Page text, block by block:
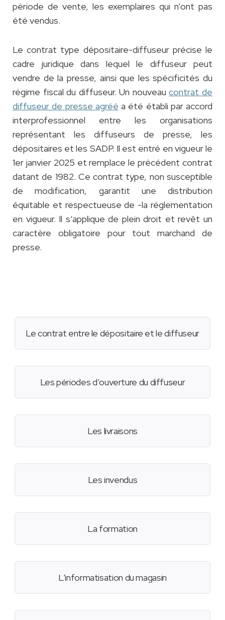
période de vente, les exemplaires qui n'ont pas
été vendus.
Le contrat type dépositaire-diffuseur précise le
cadre juridique dans lequel le diffuseur peut
vendre de la presse, ainsi que les spécificités du
régime fiscal du diffuseur. Un nouveaucontrat de
diffuseur de presse agréé a été établi par accord
interprofessionnel entre les organisations
représentant les diffuseurs de presse, les
dépositaires et les SADP. Il est entré en vigueur le
1er janvier 2025 et remplace le précédent contrat
datant de 1982. Ce contrat type, non susceptible
de modification, garantit une distribution
équitable et respectueuse de -la réglementation
en vigueur. Il s’applique de plein droit et revêt un
caractère obligatoire pour tout marchand de
presse.
Le contrat entre le dépositaire et le diffuseur
Les périodes d’ouverture du diffuseur
Les livraisons
Les invendus
La formation
L'informatisation du magasin